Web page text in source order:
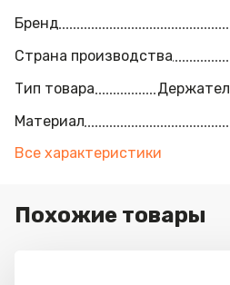
Бренд
Страна производства
Тип товара
Материал
Все характеристики
Похожие товары